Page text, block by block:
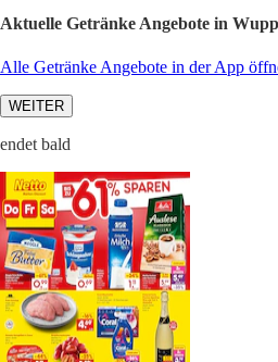
Aktuelle Getränke Angebote in
Alle Getränke Angebote in der App
WEITER
endet bald